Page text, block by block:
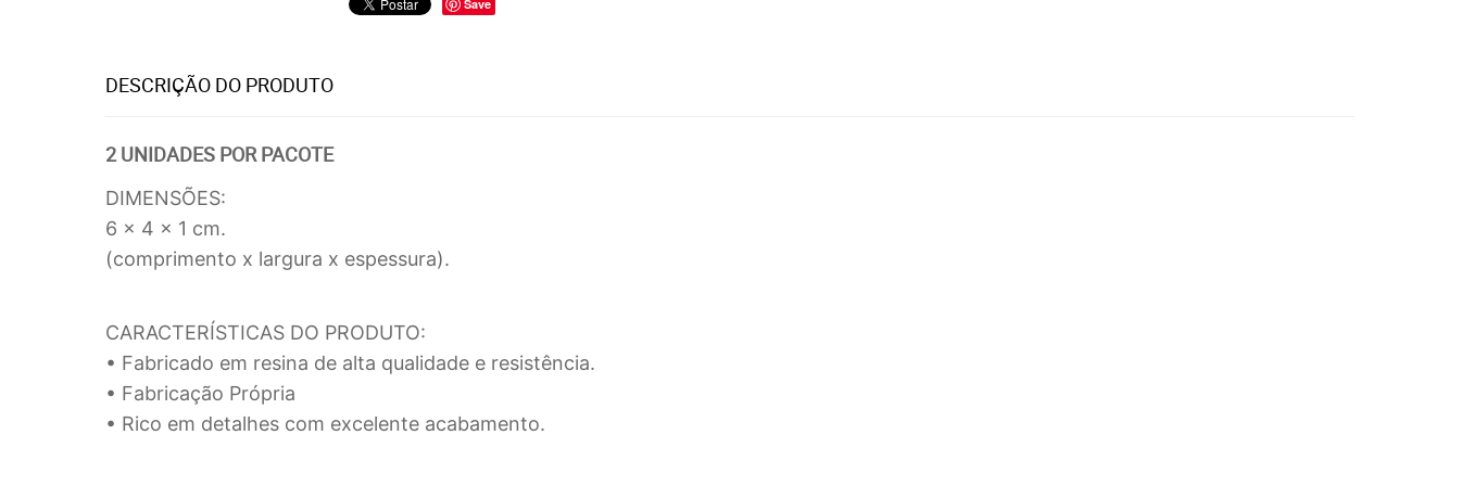
Save
DESCRIÇÃO DO PRODUTO
2 UNIDADES POR PACOTE
DIMENSÕES:
6 x 4 x 1 cm.
(comprimento x largura x espessura).
CARACTERÍSTICAS DO PRODUTO:
• Fabricado em resina de alta qualidade e resistência.
• Fabricação Própria
• Rico em detalhes com excelente acabamento.